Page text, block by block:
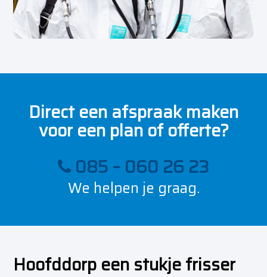
Direct een afspraak maken
voor een plan of offerte?
085 – 060 26 23
We helpen je graag.
Hoofddorp een stukje frisser